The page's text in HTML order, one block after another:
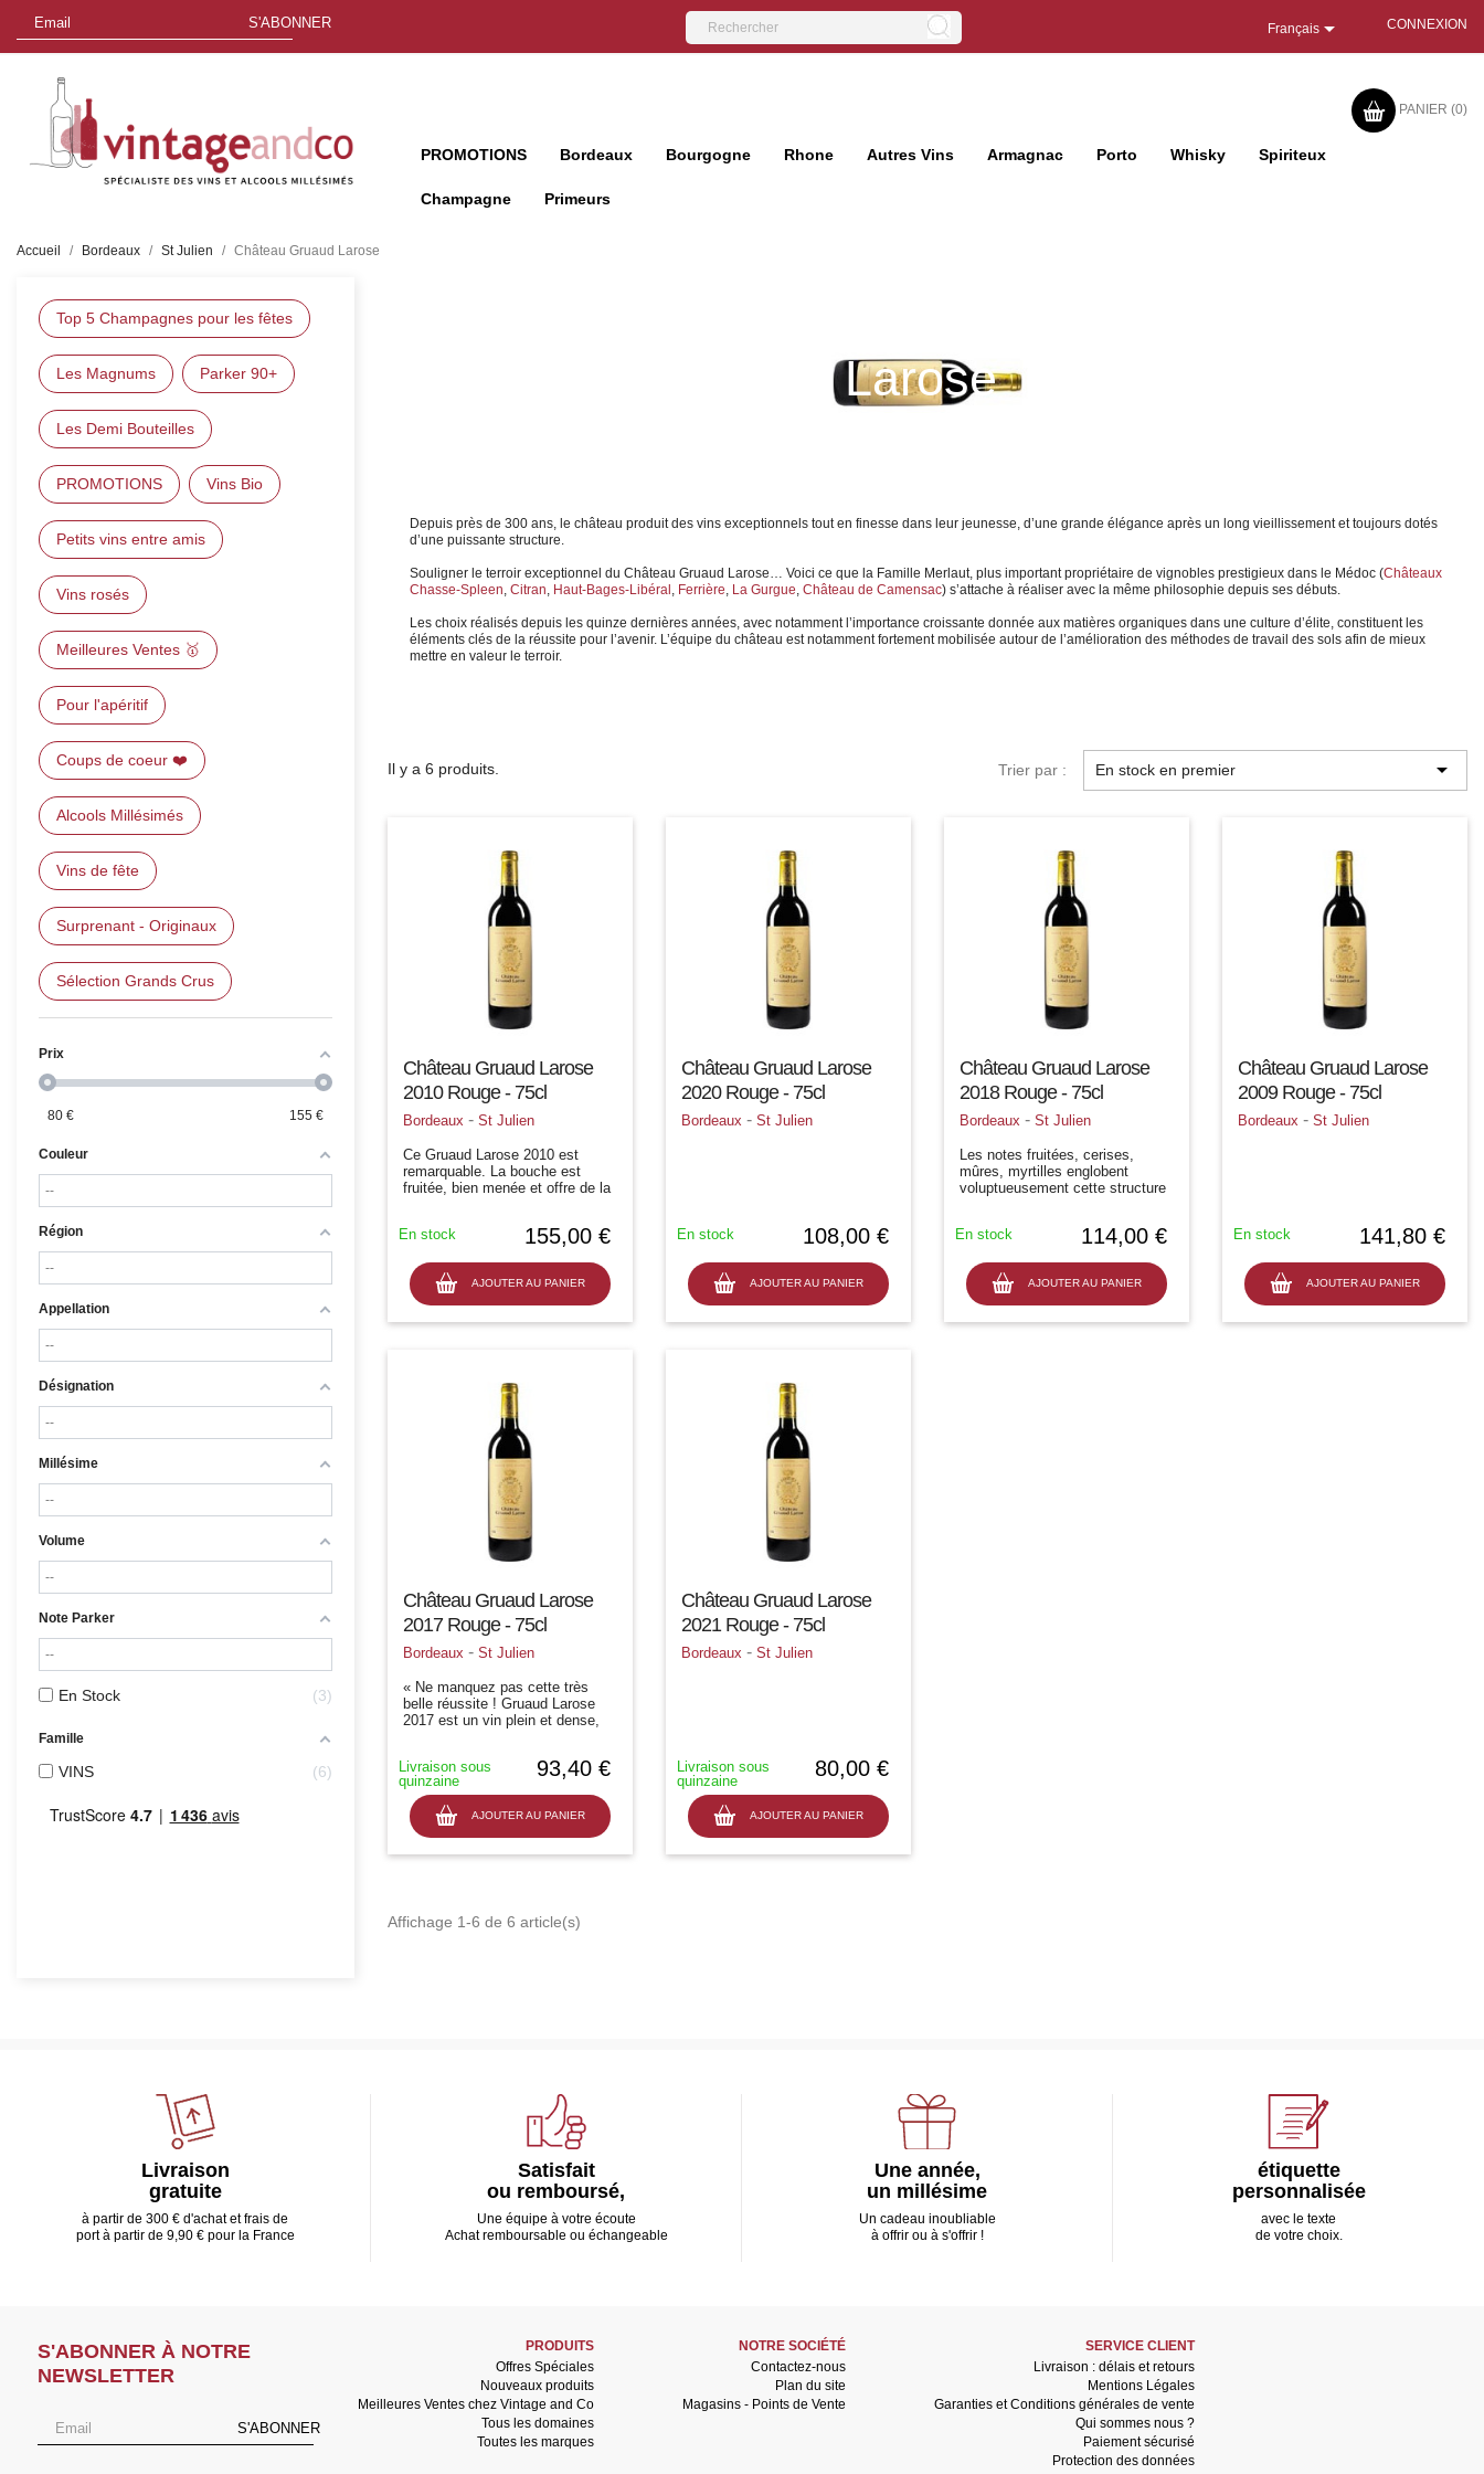
S'ABONNER Français CONNEXION
PANIER (0)
PROMOTIONS Bordeaux Bourgogne Rhone Autres Vins Armagnac Porto Whisky Spiriteux
Champagne Primeurs
Accueil Bordeaux St Julien Château Gruaud Larose
Top 5 Champagnes pour les fêtes
Les Magnums Parker 90+
Les Demi Bouteilles
PROMOTIONS Vins Bio
Petits vins entre amis
Vins rosés
Meilleures Ventes 🥇
Pour l'apéritif
Coups de coeur ❤️
Alcools Millésimés
Vins de fête
Surprenant - Originaux
Sélection Grands Crus
Prix
80 € 155 €
Couleur
Région
Appellation
Désignation
Millésime
Volume
Note Parker
En Stock 3
Famille
VINS 6
Château Gruaud Larose
Depuis près de 300 ans, le château produit des vins exceptionnels tout en finesse dans leur jeunesse, d’une grande élégance après un long vieillissement et toujours dotés
d’une puissante structure.
Souligner le terroir exceptionnel du Château Gruaud Larose… Voici ce que la Famille Merlaut, plus important propriétaire de vignobles prestigieux dans le Médoc (Châteaux
Chasse-Spleen, Citran, Haut-Bages-Libéral, Ferrière, La Gurgue, Château de Camensac) s’attache à réaliser avec la même philosophie depuis ses débuts.
Les choix réalisés depuis les quinze dernières années, avec notamment l’importance croissante donnée aux matières organiques dans une culture d’élite, constituent les
éléments clés de la réussite pour l’avenir. L’équipe du château est notamment fortement mobilisée autour de l’amélioration des méthodes de travail des sols afin de mieux
mettre en valeur le terroir.
Il y a 6 produits. Trier par : En stock en premier 
Château Gruaud Larose
2010 Rouge - 75cl
Bordeaux - St Julien
Ce Gruaud Larose 2010 est
remarquable. La bouche est
fruitée, bien menée et offre de la
gourmandise ainsi quune fine
155,00 €
AJOUTER AU PANIER
En stock
Château Gruaud Larose
2020 Rouge - 75cl
Bordeaux - St Julien
108,00 €
AJOUTER AU PANIER
En stock
Château Gruaud Larose
2018 Rouge - 75cl
Bordeaux - St Julien
Les notes fruitées, cerises,
mûres, myrtilles englobent
voluptueusement cette structure
crémeuse, glissant sur la palais
114,00 €
AJOUTER AU PANIER
En stock
Château Gruaud Larose
2009 Rouge - 75cl
Bordeaux - St Julien
141,80 €
AJOUTER AU PANIER
En stock
Château Gruaud Larose
2017 Rouge - 75cl
Bordeaux - St Julien
« Ne manquez pas cette très
belle réussite ! Gruaud Larose
2017 est un vin plein et dense,
beaucoup d'éclat en finale. »
Revue du Vin de...
93,40 €
AJOUTER AU PANIER
Livraison sous
quinzaine
Château Gruaud Larose
2021 Rouge - 75cl
Bordeaux - St Julien
80,00 €
AJOUTER AU PANIER
Livraison sous
quinzaine
Affichage 1-6 de 6 article(s)
Livraison
gratuite
à partir de 300 € d'achat et frais de
port à partir de 9,90 € pour la France
Satisfait
ou remboursé,
Une équipe à votre écoute
Achat remboursable ou échangeable
Une année,
un millésime
Un cadeau inoubliable
à offrir ou à s'offrir !
étiquette
personnalisée
avec le texte
de votre choix.
S'ABONNER À NOTRE
NEWSLETTER
S'ABONNER
PRODUITS
Offres Spéciales
Nouveaux produits
Meilleures Ventes chez Vintage and Co
Tous les domaines
Toutes les marques
NOTRE SOCIÉTÉ
Contactez-nous
Plan du site
Magasins - Points de Vente
SERVICE CLIENT
Livraison : délais et retours
Mentions Légales
Garanties et Conditions générales de vente
Qui sommes nous ?
Paiement sécurisé
Protection des données